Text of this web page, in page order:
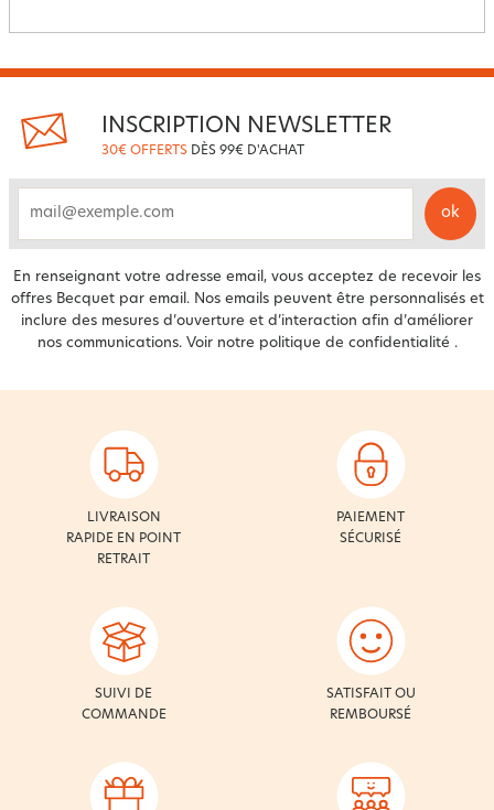
INSCRIPTION NEWSLETTER
30€ OFFERTS DÈS 99€ D'ACHAT
ok
En renseignant votre adresse email, vous acceptez de recevoir les
offres Becquet par email. Nos emails peuvent être personnalisés et
inclure des mesures d’ouverture et d’interaction afin d’améliorer
nos communications. Voir notre politique de confidentialité .
LIVRAISON
RAPIDE EN POINT
RETRAIT
PAIEMENT
SÉCURISÉ
SUIVI DE
COMMANDE
SATISFAIT OU
REMBOURSÉ